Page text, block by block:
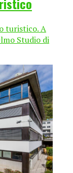
turistico. A
Studio di